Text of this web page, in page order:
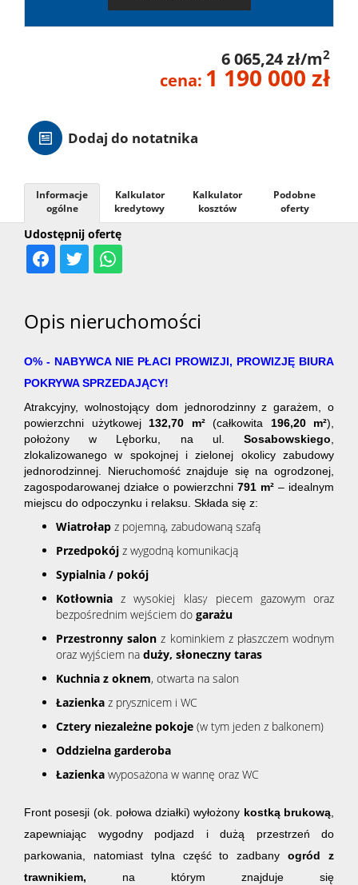
Hale
6 065,24 zł/m2
cena: 1 190 000 zł
Dodaj do notatnika
Udostępnij ofertę
Informacje
ogólne
Kalkulator
kredytowy
Kalkulator
kosztów
Podobne
oferty
Opis nieruchomości
O% - NABYWCA NIE PŁACI PROWIZJI, PROWIZJĘ BIURA
POKRYWA SPRZEDAJĄCY!
Atrakcyjny, wolnostojący dom jednorodzinny z garażem, o
powierzchni użytkowej 132,70 m²(całkowita 196,20 m²),
położony w Lęborku, na ul. Sosabowskiego,
zlokalizowanego w spokojnej i zielonej okolicy zabudowy
jednorodzinnej. Nieruchomość znajduje się na ogrodzonej,
zagospodarowanej działce o powierzchni 791 m² – idealnym
miejscu do odpoczynku i relaksu. Składa się z:
Wiatrołap z pojemną, zabudowaną szafą
Przedpokój z wygodną komunikacją
Sypialnia / pokój
Kotłownia z wysokiej klasy piecem gazowym oraz
bezpośrednim wejściem do garażu
Przestronny salon z kominkiem z płaszczem wodnym
oraz wyjściem na duży, słoneczny taras
Kuchnia z oknem, otwarta na salon
Łazienka z prysznicem i WC
Cztery niezależne pokoje (w tym jeden z balkonem)
Oddzielna garderoba
Łazienka wyposażona w wannę oraz WC
Front posesji (ok. połowa działki) wyłożony kostką brukową,
zapewniając wygodny podjazd i dużą przestrzeń do
parkowania, natomiast tylna część to zadbanyogród z
trawnikiem, na którym znajduje się